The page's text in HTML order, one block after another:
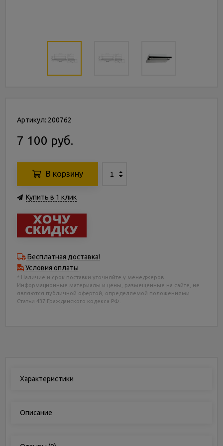
Артикул: 200762
7 100 руб.
В корзину
Купить в 1 клик
Бесплатная доставка!
Условия оплаты
* Наличие и срок поставки уточняйте у менеджеров.
Информационные материалы и цены, размещенные на сайте, не
являются публичной офертой, определяемой положениями
Статьи 437 Гражданского кодекса РФ.
Характеристики
Описание